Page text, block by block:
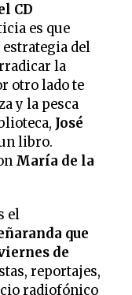
CD
es que
estrategia del
la
otro lado te
y la pesca
José
libro.
María de la
el
que
de
reportajes,
radiofónico